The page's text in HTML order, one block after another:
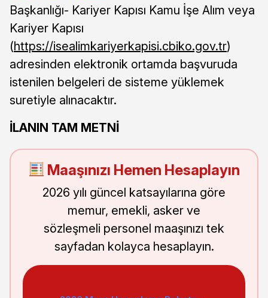
Başkanlığı- Kariyer Kapısı Kamu İşe Alım veya
Kariyer Kapısı
(https://isealimkariyerkapisi.cbiko.gov.tr)
adresinden elektronik ortamda başvuruda
istenilen belgeleri de sisteme yüklemek
suretiyle alınacaktır.
İLANIN TAM METNİ
Maaşınızı Hemen Hesaplayın
2026 yılı güncel katsayılarına göre
memur, emekli, asker ve
sözleşmeli personel maaşınızı tek
sayfadan kolayca hesaplayın.